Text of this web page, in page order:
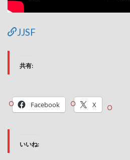
JJSF
共有:
Facebook X
いいね: